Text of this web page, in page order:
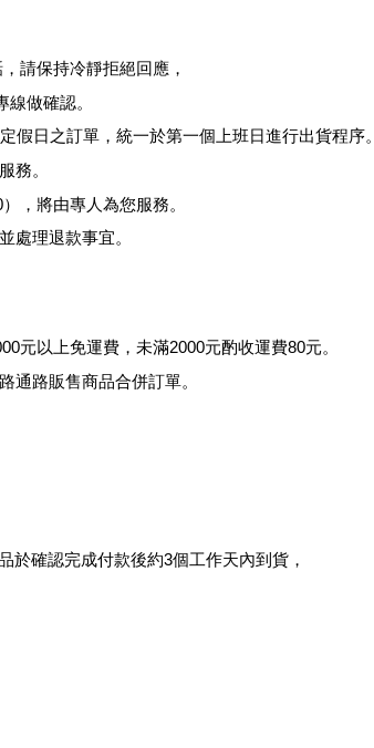
請保持冷靜拒絕回應，
線做確認。
日之訂單，統一於第一個上班日進行出貨程序。
務。
，將由專人為您服務。
處理退款事宜。
元以上免運費，未滿2000元酌收運費80元。
通路販售商品合併訂單。
於確認完成付款後約3個工作天內到貨，